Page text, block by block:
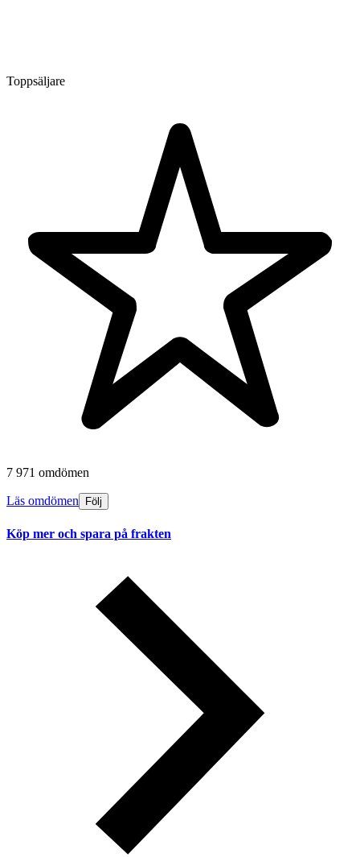
Toppsäljare
7 971 omdömen
Läs omdömen Följ
Köp mer och spara på frakten